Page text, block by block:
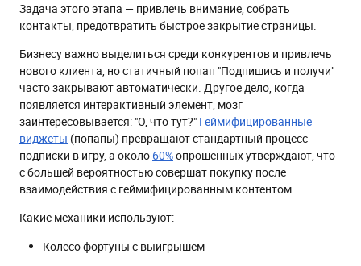
Задача этого этапа — привлечь внимание, собрать
контакты, предотвратить быстрое закрытие страницы.
Бизнесу важно выделиться среди конкурентов и привлечь
нового клиента, но статичный попап "Подпишись и получи"
часто закрывают автоматически. Другое дело, когда
появляется интерактивный элемент, мозг
заинтересовывается: "О, что тут?" Геймифицированные
виджеты (попапы) превращают стандартный процесс
подписки в игру, а около 60%опрошенных утверждают, что
с большей вероятностью совершат покупку после
взаимодействия с геймифицированным контентом.
Какие механики используют:
Колесо фортуны с выигрышем